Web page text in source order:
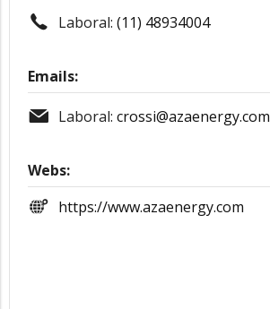
Laboral: (11) 48934004
Emails:
Laboral: crossi@azaenergy.com
Webs:
https://www.azaenergy.com